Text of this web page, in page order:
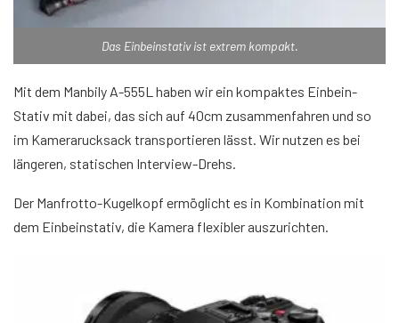
Das Einbeinstativ ist extrem kompakt.
Mit dem Manbily A-555L haben wir ein kompaktes Einbein-
Stativ mit dabei, das sich auf 40cm zusammenfahren und so
im Kamerarucksack transportieren lässt. Wir nutzen es bei
längeren, statischen Interview-Drehs.
Der Manfrotto-Kugelkopf ermöglicht es in Kombination mit
dem Einbeinstativ, die Kamera flexibler auszurichten.